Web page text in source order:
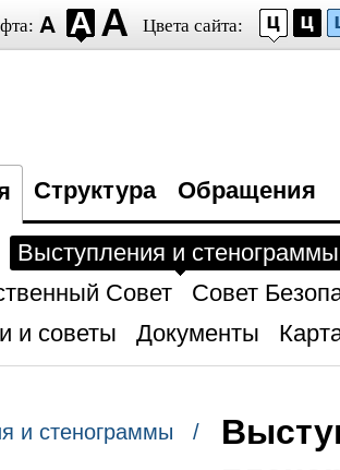
Цвета сайта:
Структура Обращения
Выступления и стенограммы
Совет
Совет
и советы
Документы
и стенограммы /